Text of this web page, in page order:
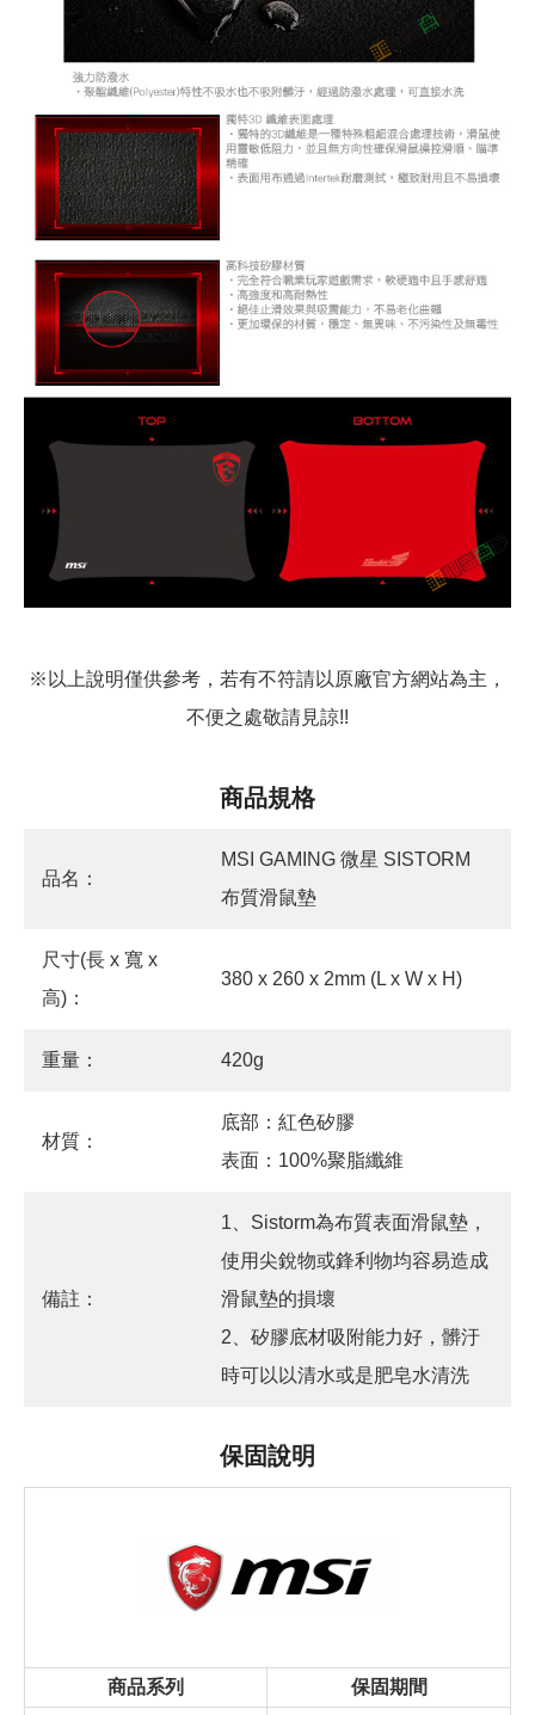
※以上說明僅供參考，若有不符請以原廠官方網站為主，
不便之處敬請見諒!!
商品規格
品名：
MSI GAMING 微星 SISTORM
布質滑鼠墊
尺寸(長 x 寬 x
高)：
380 x 260 x 2mm (L x W x H)
重量： 420g
材質：
底部：紅色矽膠
表面：100%聚脂纖維
備註：
1、Sistorm為布質表面滑鼠墊，
使用尖銳物或鋒利物均容易造成
滑鼠墊的損壞
2、矽膠底材吸附能力好，髒汙
時可以以清水或是肥皂水清洗
保固說明
商品系列
保固期間